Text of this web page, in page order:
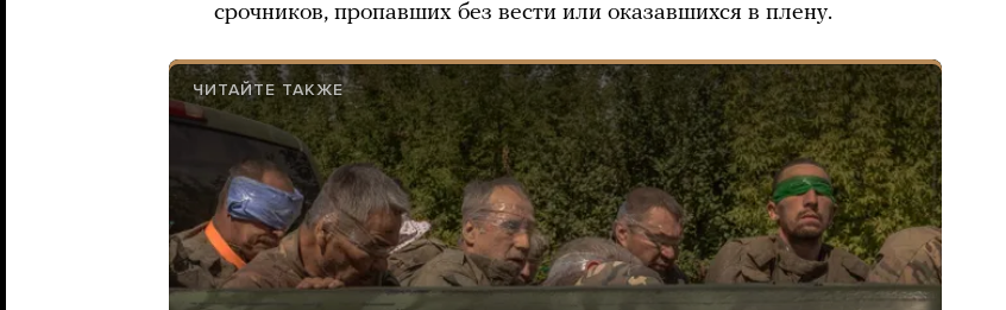
срочников, пропавших без вести или оказавшихся в плену.
ЧИТАЙТЕ ТАКЖЕ